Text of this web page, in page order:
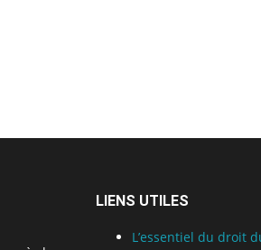
LIENS UTILES
L’essentiel du droit